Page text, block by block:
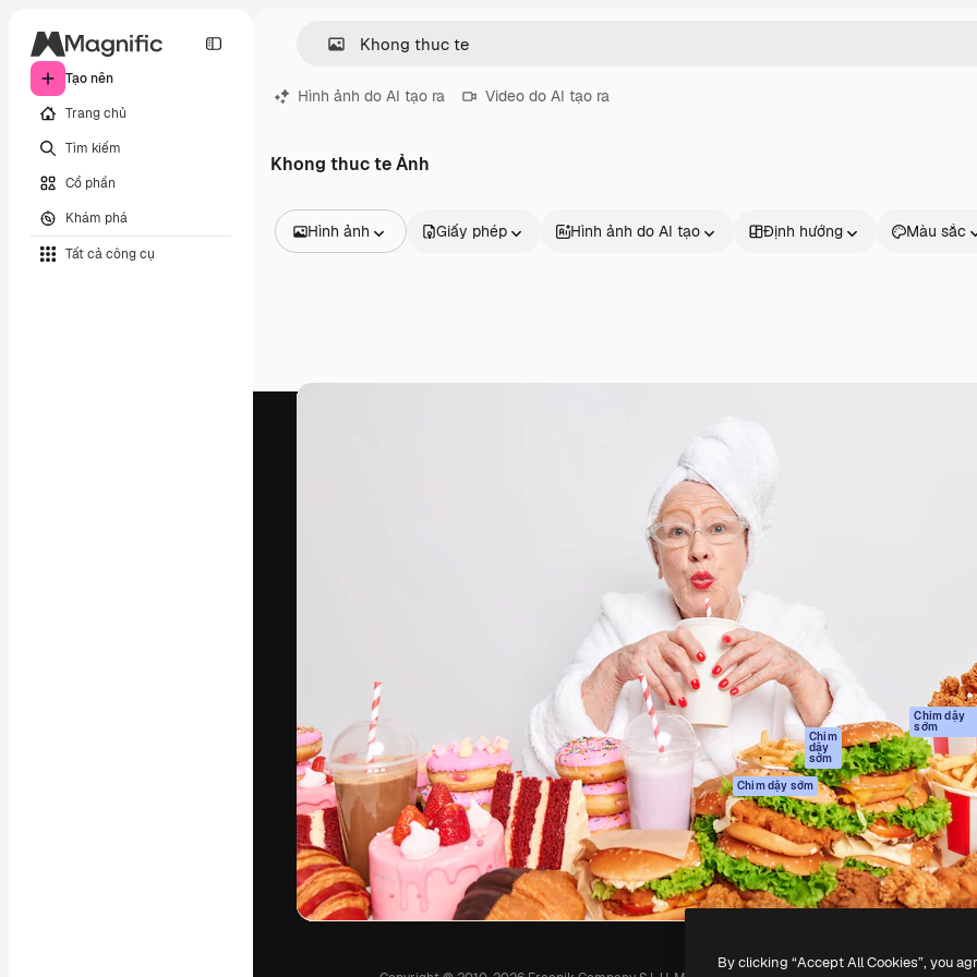
Tạo nên
Trang chủ
Tìm kiếm
Cổ phần
Khám phá
Tất cả công cụ
Hình ảnh do AI tạo ra Video do AI tạo ra
Khong thuc te Ảnh
Hình ảnh
Video
Giấy phép Hình ảnh do AI tạo Định hướng Màu sắc
Nền tảng sáng tạo giúp bạn làm chủ những
tác phẩm xuất sắc nhất. Hơn 1 triệu người
đăng ký đến từ các nhà sáng tạo, doanh
Sản phẩm
Spaces
Trợ Lý AI
Trình tạo hình ảnh
AI
Trình tạo video AI
Máy phát giọng nói
AI
Nội dung kho
MCP dành cho
Claude/ChatGPT
Chim
dậy
sớm
Agents Chim dậy sớm
Giao diện lập trình
ứng dụng (API)
Ứng dụng di động
Tất cả các công cụ
Magnific
gốc
Chim dậy
sớm
Chính sách
Trung tâm tin cậy
Đối tác liên kết
Công ty
By clicking “Accept All Cookies”, you